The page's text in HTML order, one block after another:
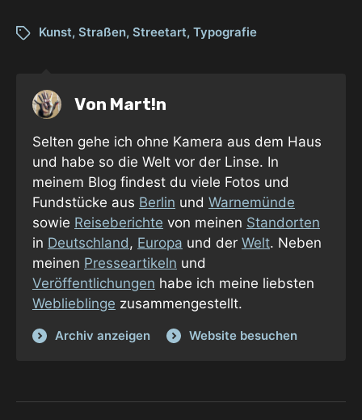
Kunst, Straßen, Streetart, Typografie
Von Mart!n
Selten gehe ich ohne Kamera aus dem Haus
und habe so die Welt vor der Linse. In
meinem Blog findest du viele Fotos und
Fundstücke aus Berlin und Warnemünde
sowie Reiseberichte von meinen Standorten
in Deutschland , Europa und der Welt. Neben
meinen Presseartikeln und
Veröffentlichungen habe ich meine liebsten
Weblieblinge zusammengestellt.
Archiv anzeigen Website besuchen